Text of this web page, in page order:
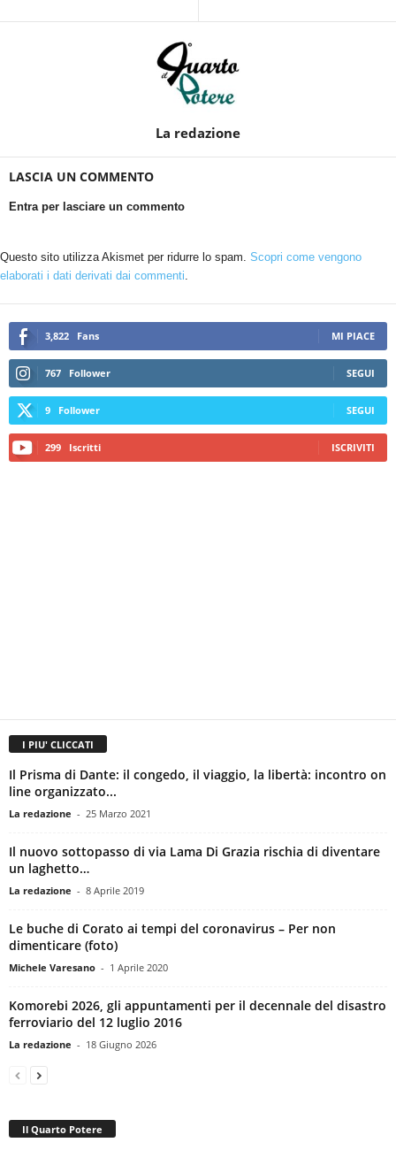
La redazione
LASCIA UN COMMENTO
Entra per lasciare un commento
Questo sito utilizza Akismet per ridurre lo spam. Scopri come vengono
elaborati i dati derivati dai commenti
3,822 Fans MI PIACE
767 Follower SEGUI
9 Follower SEGUI
299 Iscritti ISCRIVITI
I PIU' CLICCATI
Il Prisma di Dante: il congedo, il viaggio, la libertà: incontro on
line organizzato...
La redazione - 25 Marzo 2021
Il nuovo sottopasso di via Lama Di Grazia rischia di diventare
un laghetto…
La redazione - 8 Aprile 2019
Le buche di Corato ai tempi del coronavirus – Per non
dimenticare (foto)
Michele Varesano - 1 Aprile 2020
Komorebi 2026, gli appuntamenti per il decennale del disastro
ferroviario del 12 luglio 2016
La redazione - 18 Giugno 2026
Il Quarto Potere